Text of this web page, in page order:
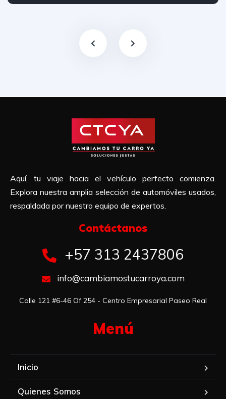
Aquí, tu viaje hacia el vehículo perfecto comienza.
Explora nuestra amplia selección de automóviles usados,
respaldada por nuestro equipo de expertos.
Contáctanos​
+57 313 2437806
info@cambiamostucarroya.com
Calle 121 #6-46 Of 254 - Centro Empresarial Paseo Real
Menú​
Inicio
Quienes Somos